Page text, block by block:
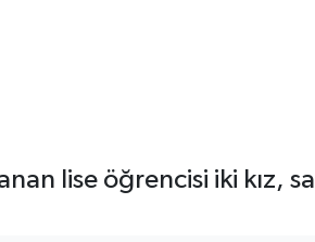
lise öğrencisi iki kız,